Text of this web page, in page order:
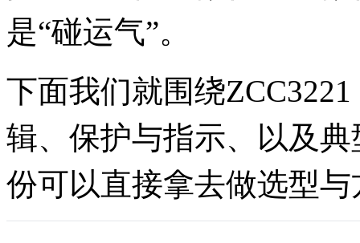
是“碰运气”。
下面我们就围绕
辑、保护与指示、以及
份可以直接拿去做选型